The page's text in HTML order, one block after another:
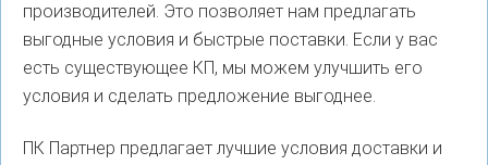
производителей. Это позволяет нам предлагать
выгодные условия и быстрые поставки. Если у вас
есть существующее КП, мы можем улучшить его
условия и сделать предложение выгоднее.
ПК Партнер предлагает лучшие условия доставки и